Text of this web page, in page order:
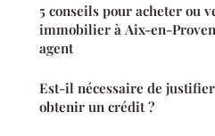
5 conseils pour acheter ou
immobilier à Aix-en-
agent
Est-il nécessaire de
obtenir un crédit ?